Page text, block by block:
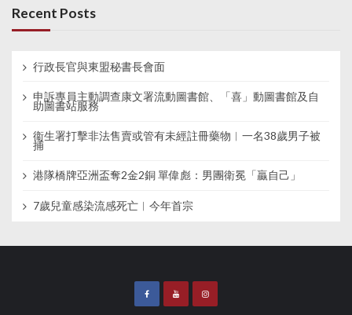
Recent Posts
行政長官與東盟秘書長會面
申訴專員主動調查康文署流動圖書館、「喜」動圖書館及自
助圖書站服務
衞生署打擊非法售賣或管有未經註冊藥物︱一名38歲男子被
捕
港隊橋牌亞洲盃奪2金2銅 單偉彪：男團衛冕「贏自己」
7歲兒童感染流感死亡︱今年首宗